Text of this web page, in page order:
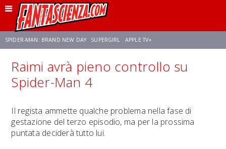
SPIDER-MAN: BRAND NEW DAY SUPERGIRL APPLE TV+
FRANCO RICCIARDIELLO ZENDAYA STAR TREK AVENGERS: DOOMSDAY
Raimi avrà pieno controllo su
Spider-Man 4
Il regista ammette qualche problema nella fase di
gestazione del terzo episodio, ma per la prossima
puntata deciderà tutto lui.